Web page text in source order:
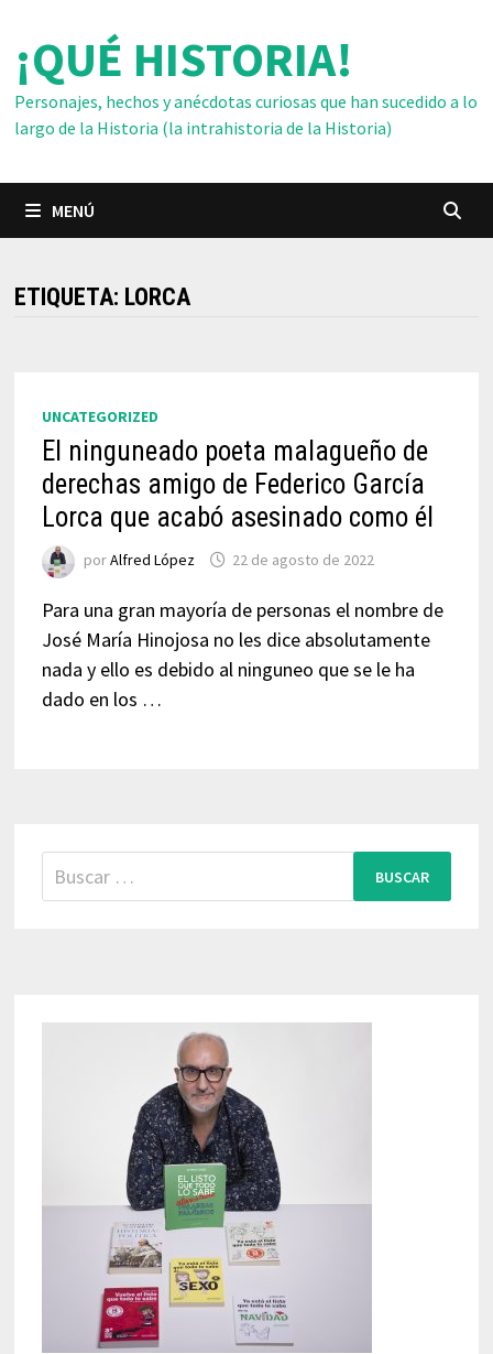
contenido
¡QUÉ HISTORIA!
Personajes, hechos y anécdotas curiosas que han sucedido a lo
largo de la Historia (la intrahistoria de la Historia)
MENÚ
ETIQUETA: LORCA
UNCATEGORIZED
El ninguneado poeta malagueño de
derechas amigo de Federico García
Lorca que acabó asesinado como él
porAlfred López 22 de agosto de 2022
Para una gran mayoría de personas el nombre de
José María Hinojosa no les dice absolutamente
nada y ello es debido al ninguneo que se le ha
dado en los …
Buscar: